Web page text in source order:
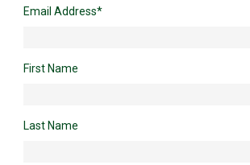
Email Address*
First Name
Last Name